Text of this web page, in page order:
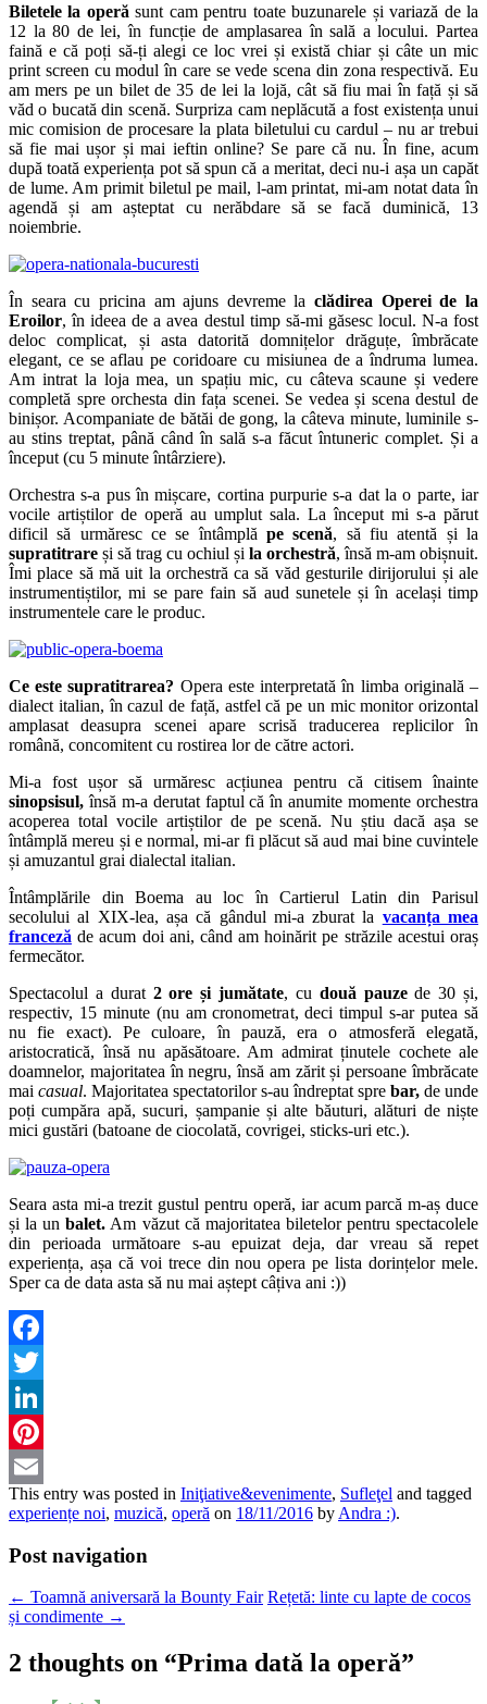
Biletele la operă sunt cam pentru toate buzunarele și variază de la
12 la 80 de lei, în funcție de amplasarea în sală a locului. Partea
faină e că poți să-ți alegi ce loc vrei și există chiar și câte un mic
print screen cu modul în care se vede scena din zona respectivă. Eu
am mers pe un bilet de 35 de lei la lojă, cât să fiu mai în față și să
văd o bucată din scenă. Surpriza cam neplăcută a fost existența unui
mic comision de procesare la plata biletului cu cardul – nu ar trebui
să fie mai ușor și mai ieftin online? Se pare că nu. În fine, acum
după toată experiența pot să spun că a meritat, deci nu-i așa un capăt
de lume. Am primit biletul pe mail, l-am printat, mi-am notat data în
agendă și am așteptat cu nerăbdare să se facă duminică, 13
noiembrie.
În seara cu pricina am ajuns devreme laclădirea Operei de la
Eroilor, în ideea de a avea destul timp să-mi găsesc locul. N-a fost
deloc complicat, și asta datorită domnițelor drăguțe, îmbrăcate
elegant, ce se aflau pe coridoare cu misiunea de a îndruma lumea.
Am intrat la loja mea, un spațiu mic, cu câteva scaune și vedere
completă spre orchesta din fața scenei. Se vedea și scena destul de
binișor. Acompaniate de bătăi de gong, la câteva minute, luminile s-
au stins treptat, până când în sală s-a făcut întuneric complet. Și a
început (cu 5 minute întârziere).
Orchestra s-a pus în mișcare, cortina purpurie s-a dat la o parte, iar
vocile artiștilor de operă au umplut sala. La început mi s-a părut
dificil să urmăresc ce se întâmplă pe scenă, să fiu atentă și la
supratitrare și să trag cu ochiul și la orchestră, însă m-am obișnuit.
Îmi place să mă uit la orchestră ca să văd gesturile dirijorului și ale
instrumentiștilor, mi se pare fain să aud sunetele și în același timp
instrumentele care le produc.
Ce este supratitrarea? Opera este interpretată în limba originală –
dialect italian, în cazul de față, astfel că pe un mic monitor orizontal
amplasat deasupra scenei apare scrisă traducerea replicilor în
română, concomitent cu rostirea lor de către actori.
Mi-a fost ușor să urmăresc acțiunea pentru că citisem înainte
sinopsisul, însă m-a derutat faptul că în anumite momente orchestra
acoperea total vocile artiștilor de pe scenă. Nu știu dacă așa se
întâmplă mereu și e normal, mi-ar fi plăcut să aud mai bine cuvintele
și amuzantul grai dialectal italian.
Întâmplările din Boema au loc în Cartierul Latin din Parisul
secolului al XIX-lea, așa că gândul mi-a zburat la vacanța mea
franceză de acum doi ani, când am hoinărit pe străzile acestui oraș
fermecător.
Spectacolul a durat 2 ore și jumătate, cu două pauzede 30 și,
respectiv, 15 minute (nu am cronometrat, deci timpul s-ar putea să
nu fie exact). Pe culoare, în pauză, era o atmosferă elegată,
aristocratică, însă nu apăsătoare. Am admirat ținutele cochete ale
doamnelor, majoritatea în negru, însă am zărit și persoane îmbrăcate
mai casual. Majoritatea spectatorilor s-au îndreptat spre bar, de unde
poți cumpăra apă, sucuri, șampanie și alte băuturi, alături de niște
mici gustări (batoane de ciocolată, covrigei, sticks-uri etc.).
Seara asta mi-a trezit gustul pentru operă, iar acum parcă m-aș duce
și la unbalet. Am văzut că majoritatea biletelor pentru spectacolele
din perioada următoare s-au epuizat deja, dar vreau să repet
experiența, așa că voi trece din nou opera pe lista dorințelor mele.
Sper ca de data asta să nu mai aștept câțiva ani :))
Facebook
Twitter
LinkedIn
Pinterest
Email
This entry was posted in Iniţiative&evenimente, Sufleţel and tagged
experiențe noi, muzică, operă on 18/11/2016 by Andra :).
Post navigation
← Toamnă aniversară la Bounty Fair Rețetă: linte cu lapte de cocos
și condimente →
2 thoughts on “Prima dată la operă”